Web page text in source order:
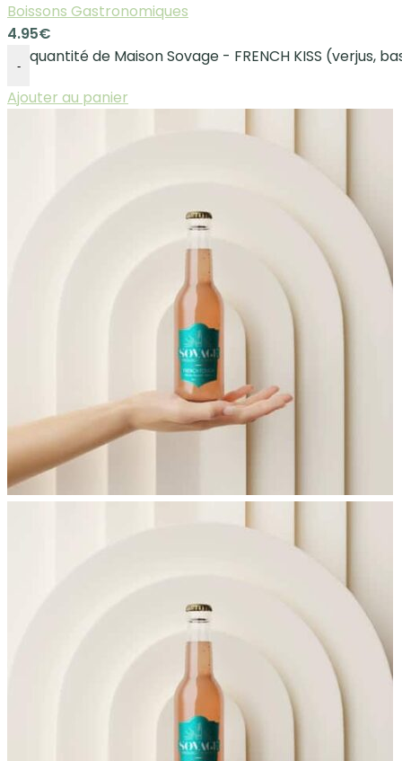
Boissons Gastronomiques
4.95€
-
quantité de Maison Sovage - FRENCH KISS (verjus,
Ajouter au panier